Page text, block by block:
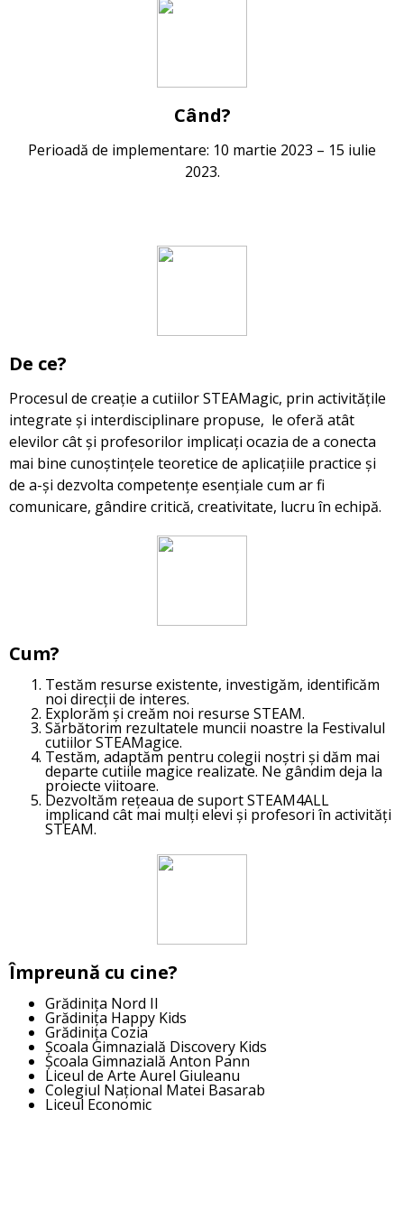
Când?
Perioadă de implementare: 10 martie 2023 – 15 iulie
2023.
De ce?
Procesul de creație a cutiilor STEAMagic, prin activitățile
integrate și interdisciplinare propuse, le oferă atât
elevilor cât și profesorilor implicați ocazia de a conecta
mai bine cunoștințele teoretice de aplicațiile practice și
de a-și dezvolta competențe esențiale cum ar fi
comunicare, gândire critică, creativitate, lucru în echipă.
Cum?
Testăm resurse existente, investigăm, identificăm
noi direcții de interes.
Explorăm și creăm noi resurse STEAM.
Sărbătorim rezultatele muncii noastre la Festivalul
cutiilor STEAMagice.
Testăm, adaptăm pentru colegii noștri și dăm mai
departe cutiile magice realizate. Ne gândim deja la
proiecte viitoare.
Dezvoltăm rețeaua de suport STEAM4ALL
implicand cât mai mulți elevi și profesori în activități
STEAM.
Împreună cu cine?
Grădinița Nord II
Grădinița Happy Kids
Grădinița Cozia
Școala Gimnazială Discovery Kids
Școala Gimnazială Anton Pann
Liceul de Arte Aurel Giuleanu
Colegiul Național Matei Basarab
Liceul Economic